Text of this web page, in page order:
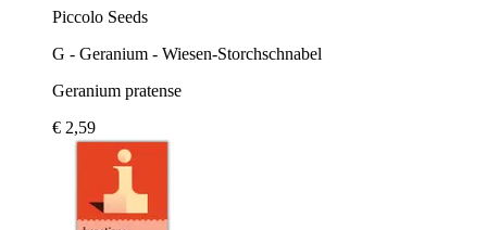
Piccolo Seeds
G - Geranium - Wiesen-Storchschnabel
Geranium pratense
€ 2,59